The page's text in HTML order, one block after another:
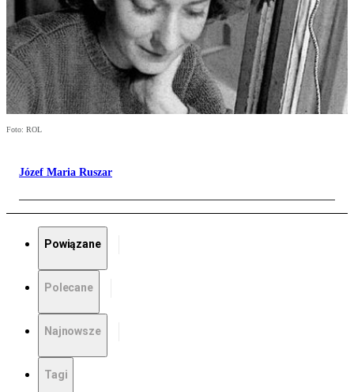
Foto: ROL
Józef Maria Ruszar
Powiązane
Polecane
Najnowsze
Tagi